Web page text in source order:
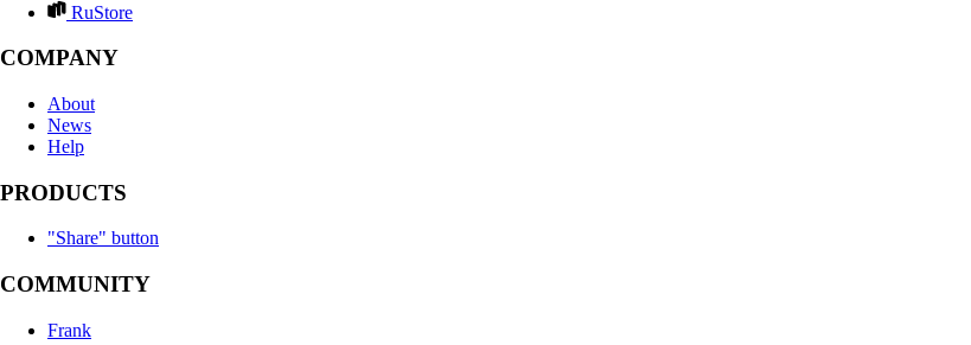
RuStore
COMPANY
About
News
Help
PRODUCTS
"Share" button
COMMUNITY
Frank